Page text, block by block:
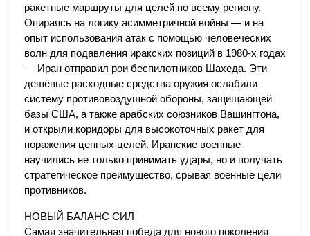
ракетные маршруты для целей по всему региону.
Опираясь на логику асимметричной войны — и на
опыт использования атак с помощью человеческих
волн для подавления иракских позиций в 1980-х годах
— Иран отправил рои беспилотников Шахеда. Эти
дешёвые расходные средства оружия ослабили
систему противовоздушной обороны, защищающей
базы США, а также арабских союзников Вашингтона,
и открыли коридоры для высокоточных ракет для
поражения ценных целей. Иранские военные
научились не только принимать удары, но и получать
стратегическое преимущество, срывая военные цели
противников.
НОВЫЙ БАЛАНС СИЛ
Самая значительная победа для нового поколения